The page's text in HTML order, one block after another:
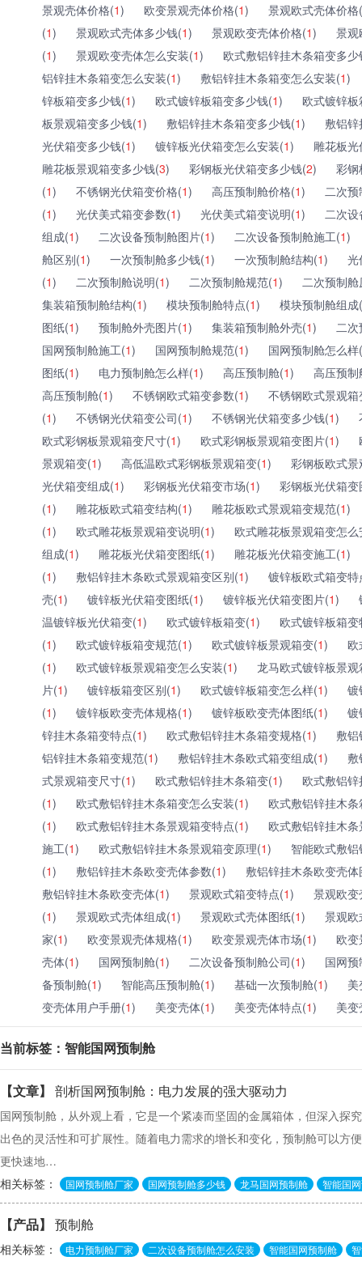
景观壳体价格(1) 欧变景观壳体价格(1)
景观欧式壳体价格(
(1) 景观欧式壳体多少钱(1) 景观欧变壳体价格(1)
景观
(1) 景观欧变壳体怎么安装(1)
欧式敷铝锌挂木条箱变多少
铝锌挂木条箱变怎么安装(1) 敷铝锌挂木条箱变怎么安装(1)
锌板箱变多少钱(1) 欧式镀锌板箱变多少钱(1)
欧式镀锌
板景观箱变多少钱(1) 敷铝锌挂木条箱变多少钱(1)
敷铝
光伏箱变多少钱(1) 镀锌板光伏箱变怎么安装(1)
雕花板
雕花板景观箱变多少钱(3) 彩钢板光伏箱变多少钱(2)
彩钢
(1) 不锈钢光伏箱变价格(1) 高压预制舱价格(1)
二次
(1) 光伏美式箱变参数(1) 光伏美式箱变说明(1)
二次
组成(1) 二次设备预制舱图片(1) 二次设备预制舱施工(1)
舱区别(1) 一次预制舱多少钱(1) 一次预制舱结构(1)
光
(1) 二次预制舱说明(1) 二次预制舱规范(1)
二次预制
集装箱预制舱结构(1) 模块预制舱特点(1)
模块预制舱组成(
图纸(1) 预制舱外壳图片(1) 集装箱预制舱外壳(1)
二
国网预制舱施工(1) 国网预制舱规范(1)
国网预制舱怎么样(
图纸(1) 电力预制舱怎么样(1) 高压预制舱(1)
高压预
高压预制舱(1) 不锈钢欧式箱变参数(1)
不锈钢欧式景观
(1) 不锈钢光伏箱变公司(1) 不锈钢光伏箱变多少钱(1)
欧式彩钢板景观箱变尺寸(1) 欧式彩钢板景观箱变图片(1)
景观箱变(1) 高低温欧式彩钢板景观箱变(1)
彩钢板欧式
光伏箱变组成(1) 彩钢板光伏箱变市场(1)
彩钢板光伏箱
(1) 雕花板欧式箱变结构(1) 雕花板欧式景观箱变规范(1)
(1) 欧式雕花板景观箱变说明(1)
欧式雕花板景观箱变怎
组成(1) 雕花板光伏箱变图纸(1) 雕花板光伏箱变施工(1)
(1) 敷铝锌挂木条欧式景观箱变区别(1)
镀锌板欧式箱变特
壳(1) 镀锌板光伏箱变图纸(1) 镀锌板光伏箱变图片(1)
温镀锌板光伏箱变(1) 欧式镀锌板箱变(1)
欧式镀锌板箱
(1) 欧式镀锌板箱变规范(1) 欧式镀锌板景观箱变(1)
欧
(1) 欧式镀锌板景观箱变怎么安装(1)
龙马欧式镀锌板景
片(1) 镀锌板箱变区别(1) 欧式镀锌板箱变怎么样(1)
镀
(1) 镀锌板欧变壳体规格(1) 镀锌板欧变壳体图纸(1)
镀
锌挂木条箱变特点(1) 欧式敷铝锌挂木条箱变规格(1)
敷
铝锌挂木条箱变规范(1) 敷铝锌挂木条欧式箱变组成(1)
式景观箱变尺寸(1) 欧式敷铝锌挂木条箱变(1)
欧式敷铝
(1) 欧式敷铝锌挂木条箱变怎么安装(1)
欧式敷铝锌挂木
(1) 欧式敷铝锌挂木条景观箱变特点(1)
欧式敷铝锌挂木
施工(1) 欧式敷铝锌挂木条景观箱变原理(1)
智能欧式敷
(1) 敷铝锌挂木条欧变壳体参数(1)
敷铝锌挂木条欧变壳
敷铝锌挂木条欧变壳体(1) 景观欧式箱变特点(1)
景观欧
(1) 景观欧式壳体组成(1) 景观欧式壳体图纸(1)
景观
家(1) 欧变景观壳体规格(1) 欧变景观壳体市场(1)
欧变
壳体(1) 国网预制舱(1) 二次设备预制舱公司(1)
国网
备预制舱(1) 智能高压预制舱(1) 基础一次预制舱(1)
变壳体用户手册(1) 美变壳体(1) 美变壳体特点(1) 美
当前标签：智能国网预制舱
【文章】 剖析国网预制舱：电力发展的强大驱动力
国网预制舱，从外观上看，它是一个紧凑而坚固的金属箱体，但深入
出色的灵活性和可扩展性。随着电力需求的增长和变化，预制舱可以
更快速地…
相关标签：
国网预制舱厂家 国网预制舱多少钱 龙马国网预制舱 智能国
【产品】 预制舱
相关标签： 电力预制舱厂家 二次设备预制舱怎么安装 智能国网预制舱